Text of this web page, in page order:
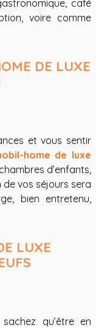
café
voire comme
DE LUXE
et vous sentir
home de luxe
d’enfants,
vos séjours sera
bien entretenu,
LUXE
qu’être en